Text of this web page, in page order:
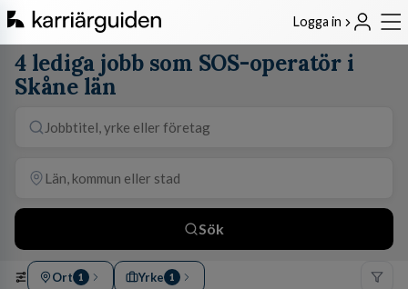
Logga in
4 lediga jobb som SOS-operatör i
Skåne län
Sök
Ort 1 Yrke 1